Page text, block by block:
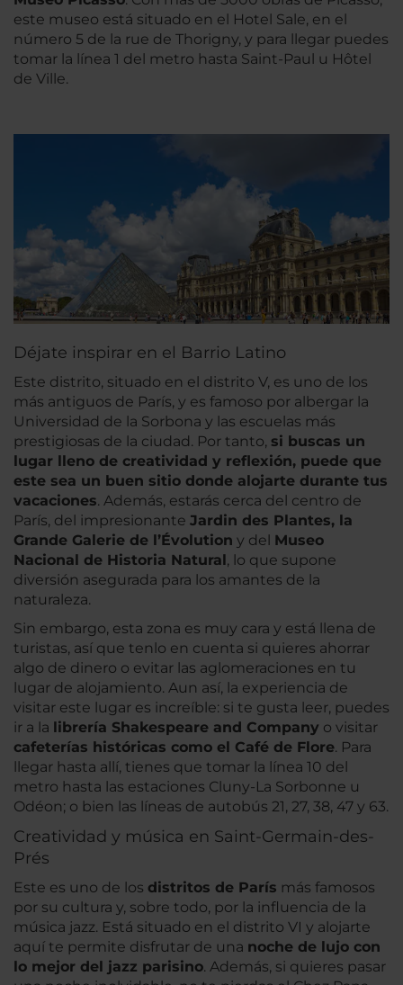
este museo está situado en el Hotel Sale, en el
número 5 de la rue de Thorigny, y para llegar puedes
tomar la línea 1 del metro hasta Saint-Paul u Hôtel
de Ville.
Déjate inspirar en el Barrio Latino
Este distrito, situado en el distrito V, es uno de los
más antiguos de París, y es famoso por albergar la
Universidad de la Sorbona y las escuelas más
prestigiosas de la ciudad. Por tanto, si buscas un
lugar lleno de creatividad y reflexión, puede que
este sea un buen sitio donde alojarte durante tus
vacaciones. Además, estarás cerca del centro de
París, del impresionante Jardin des Plantes, la
Grande Galerie de l’Évolution y del Museo
Nacional de Historia Natural, lo que supone
diversión asegurada para los amantes de la
naturaleza.
Sin embargo, esta zona es muy cara y está llena de
turistas, así que tenlo en cuenta si quieres ahorrar
algo de dinero o evitar las aglomeraciones en tu
lugar de alojamiento. Aun así, la experiencia de
visitar este lugar es increíble: si te gusta leer, puedes
ir a la librería Shakespeare and Company o visitar
cafeterías históricas como el Café de Flore. Para
llegar hasta allí, tienes que tomar la línea 10 del
metro hasta las estaciones Cluny-La Sorbonne u
Odéon; o bien las líneas de autobús 21, 27, 38, 47 y 63.
Creatividad y música en Saint-Germain-des-
Prés
Este es uno de los distritos de París más famosos
por su cultura y, sobre todo, por la influencia de la
música jazz. Está situado en el distrito VI y alojarte
aquí te permite disfrutar de una noche de lujo con
lo mejor del jazz parisino. Además, si quieres pasar